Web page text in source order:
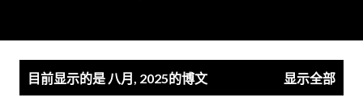
目前显示的是 八月, 2025的博文 显示全部